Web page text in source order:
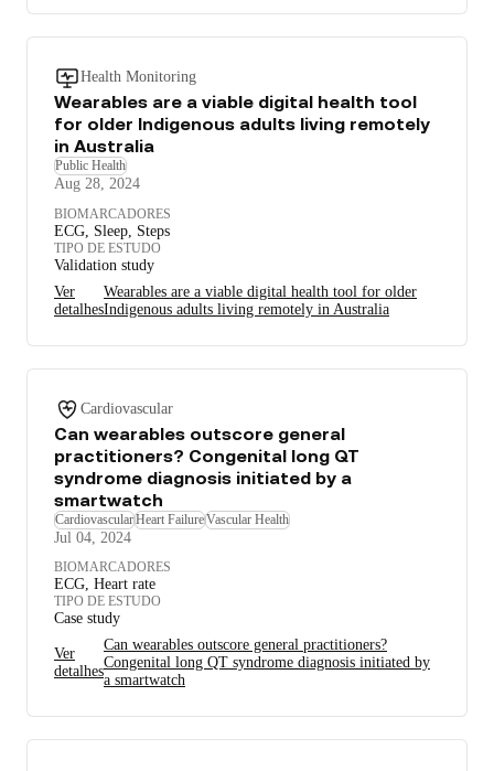
Health Monitoring
Wearables are a viable digital health tool
for older Indigenous adults living remotely
in Australia
Public Health
Aug 28, 2024
BIOMARCADORES
ECG, Sleep, Steps
TIPO DE ESTUDO
Validation study
Ver
detalhes
Wearables are a viable digital health tool for older
Indigenous adults living remotely in Australia
Cardiovascular
Can wearables outscore general
practitioners? Congenital long QT
syndrome diagnosis initiated by a
smartwatch
CardiovascularHeart FailureVascular Health
Jul 04, 2024
BIOMARCADORES
ECG, Heart rate
TIPO DE ESTUDO
Case study
Ver
detalhes
Can wearables outscore general practitioners?
Congenital long QT syndrome diagnosis initiated by
a smartwatch